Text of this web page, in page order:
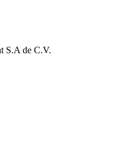
S.A de C.V.